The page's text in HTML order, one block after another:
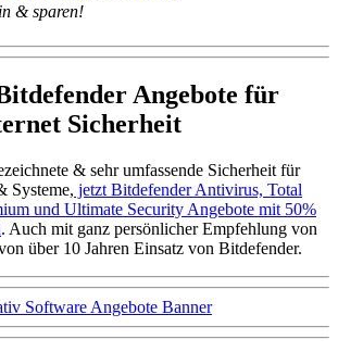
& sparen!
Angebote für
Sicherheit
& sehr umfassende Sicherheit für
Systeme, jetzt Bitdefender Antivirus, Total
und Ultimate Security Angebote mit 50%
. Auch mit ganz persönlicher Empfehlung von
über 10 Jahren Einsatz von Bitdefender.